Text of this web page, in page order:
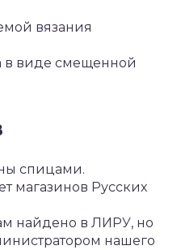
вязания
в виде смещенной
спицами.
магазинов Русских
найдено в ЛИРУ, но
нашего